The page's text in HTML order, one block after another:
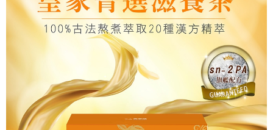
２．訂單成立數日內，您將收到繳費通知簡訊。
３．收到繳費通知簡訊後14天內，點擊此簡訊中的連結，可透過四大超商／
ATM／網路銀行／等多元方式進行付款，方視為交易完成。
※ 請注意：結帳手續完成當下不需立刻繳費，但若您需要取消訂單，請聯絡
購買商品的店家。未經商家同意取消之訂單仍視為有效，需透過AFTEE先享
※ 交易是否成功請以「AFTEE先享後付 」之結帳頁面顯示為準，若有關於
是否繳費成功／繳費後需取消欲退款等相關疑問，請聯繫「AFTEE先享後付
客戶支援中心」https://netprotections.freshdesk.com/support/home
【注意事項】
１．透過由恩沛科技股份有限公司提供之「AFTEE先享後付」服務完成之交
每筆NT$70，滿NT$600(含以上)免運費
每筆NT$80，滿NT$600(含以上)免運費
每筆NT$125
付款後門市自取
免運費